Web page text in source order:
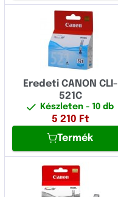
Eredeti CANON CLI-
521C
Készleten- 10 db
5 210 Ft
Termék